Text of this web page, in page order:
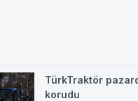
TürkTraktör
korudu